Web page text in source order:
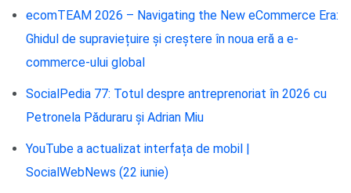
ecomTEAM 2026 – Navigating the New eCommerce Era:
Ghidul de supraviețuire și creștere în noua eră a e-
commerce-ului global
SocialPedia 77: Totul despre antreprenoriat în 2026 cu
Petronela Păduraru și Adrian Miu
YouTube a actualizat interfața de mobil |
SocialWebNews (22 iunie)